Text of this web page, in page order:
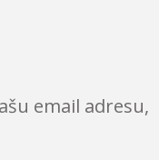
email adresu,